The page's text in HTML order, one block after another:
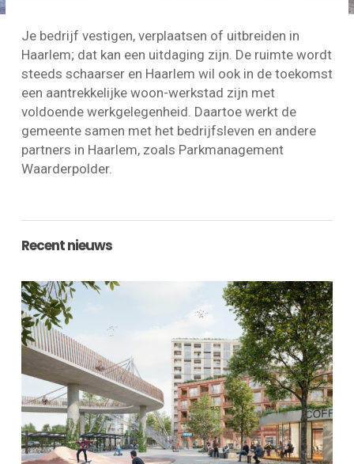
Je bedrijf vestigen, verplaatsen of uitbreiden in
Haarlem; dat kan een uitdaging zijn. De ruimte wordt
steeds schaarser en Haarlem wil ook in de toekomst
een aantrekkelijke woon-werkstad zijn met
voldoende werkgelegenheid. Daartoe werkt de
gemeente samen met het bedrijfsleven en andere
partners in Haarlem, zoals Parkmanagement
Waarderpolder.
Recent nieuws